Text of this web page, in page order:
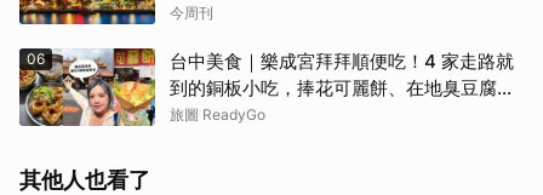
8/9調漲早買早省
今周刊
06
台中美食｜樂成宮拜拜順便吃！4 家走路就
到的銅板小吃，捧花可麗餅、在地臭豆腐、
烤甜甜圈一次收
旅圖 ReadyGo
其他人也看了